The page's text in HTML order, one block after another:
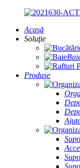
Acasă
Soluţie
Produse